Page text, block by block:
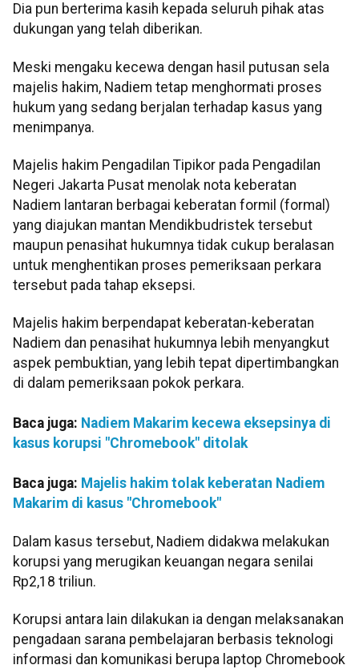
Dia pun berterima kasih kepada seluruh pihak atas
dukungan yang telah diberikan.
Meski mengaku kecewa dengan hasil putusan sela
majelis hakim, Nadiem tetap menghormati proses
hukum yang sedang berjalan terhadap kasus yang
menimpanya.
Majelis hakim Pengadilan Tipikor pada Pengadilan
Negeri Jakarta Pusat menolak nota keberatan
Nadiem lantaran berbagai keberatan formil (formal)
yang diajukan mantan Mendikbudristek tersebut
maupun penasihat hukumnya tidak cukup beralasan
untuk menghentikan proses pemeriksaan perkara
tersebut pada tahap eksepsi.
Majelis hakim berpendapat keberatan-keberatan
Nadiem dan penasihat hukumnya lebih menyangkut
aspek pembuktian, yang lebih tepat dipertimbangkan
di dalam pemeriksaan pokok perkara.
Baca juga: Nadiem Makarim kecewa eksepsinya di
kasus korupsi "Chromebook" ditolak
Baca juga: Majelis hakim tolak keberatan Nadiem
Makarim di kasus "Chromebook"
Dalam kasus tersebut, Nadiem didakwa melakukan
korupsi yang merugikan keuangan negara senilai
Rp2,18 triliun.
Korupsi antara lain dilakukan ia dengan melaksanakan
pengadaan sarana pembelajaran berbasis teknologi
informasi dan komunikasi berupa laptop Chromebook